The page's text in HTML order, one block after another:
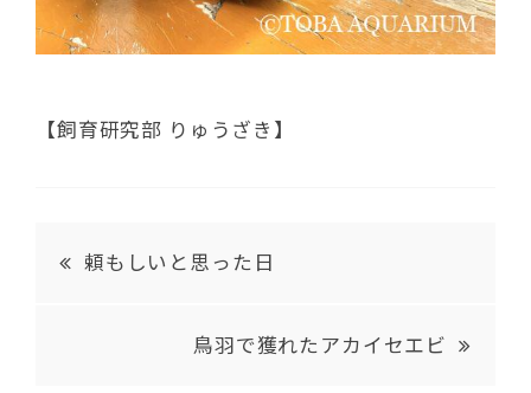
【飼育研究部 りゅうざき】
頼もしいと思った日
鳥羽で獲れたアカイセエビ